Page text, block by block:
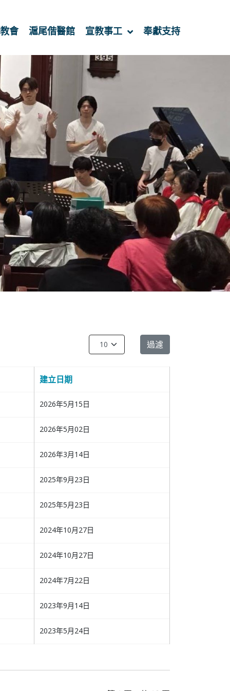
會 滬尾偕醫館 宣教事工 奉獻支持
每頁顯示條數 過濾
建立日期
2026年5月15日
2026年5月02日
2026年3月14日
2025年9月23日
2025年5月23日
2024年10月27日
2024年10月27日
2024年7月22日
2023年9月14日
2023年5月24日